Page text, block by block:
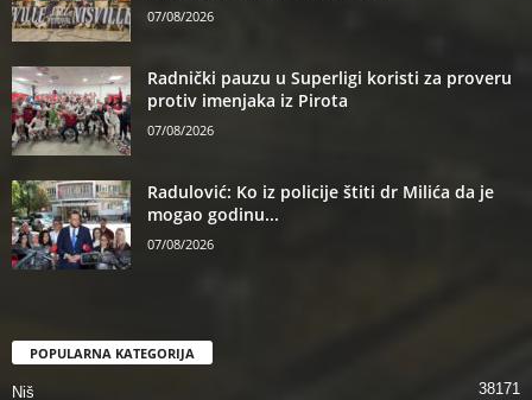
07/08/2026
Radnički pauzu u Superligi koristi za proveru
protiv imenjaka iz Pirota
07/08/2026
Radulović: Ko iz policije štiti dr Milića da je
mogao godinu...
07/08/2026
POPULARNA KATEGORIJA
Niš 38171